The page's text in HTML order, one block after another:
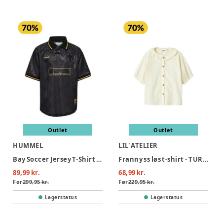
Outlet
HUMMEL
Bay Soccer Jersey T-Shirt - Black
89,99 kr.
Før299,95 kr.
Lagerstatus
Outlet
LIL' ATELIER
Franny ss løs t-shirt - TURTLEDOVE
68,99 kr.
Før229,95 kr.
Lagerstatus